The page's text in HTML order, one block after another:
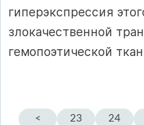
гиперэкспрессия
злокачественной
гемопоэтической
< 23 24